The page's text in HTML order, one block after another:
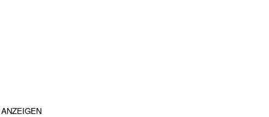
ANZEIGEN